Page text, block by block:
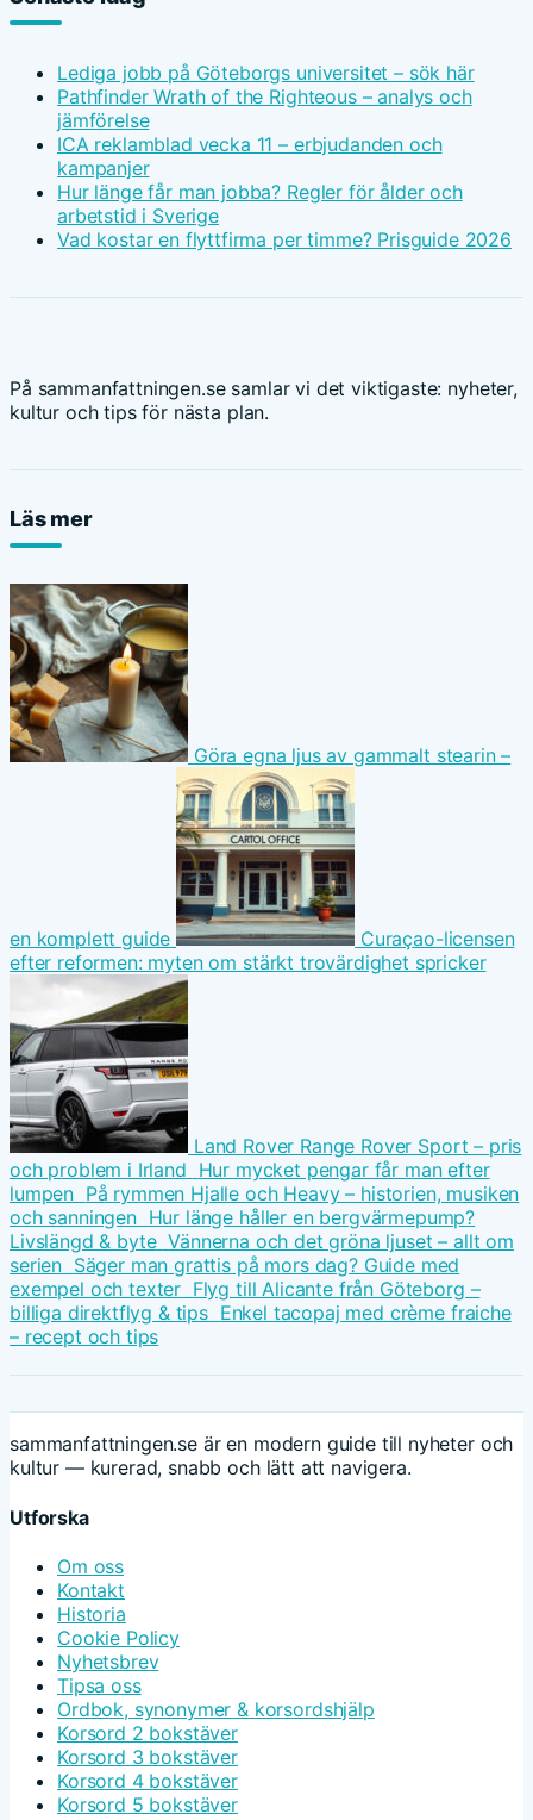
Lediga jobb på Göteborgs universitet – sök här
Pathfinder Wrath of the Righteous – analys och
jämförelse
ICA reklamblad vecka 11 – erbjudanden och
kampanjer
Hur länge får man jobba? Regler för ålder och
arbetstid i Sverige
Vad kostar en flyttfirma per timme? Prisguide 2026
På sammanfattningen.se samlar vi det viktigaste: nyheter,
kultur och tips för nästa plan.
Läs mer
Göra egna ljus av gammalt stearin –
en komplett guide
Curaçao-licensen
efter reformen: myten om stärkt trovärdighet spricker
Land Rover Range Rover Sport – pris
och problem i Irland Hur mycket pengar får man efter
lumpen På rymmen Hjalle och Heavy – historien, musiken
och sanningen Hur länge håller en bergvärmepump?
Livslängd & byte Vännerna och det gröna ljuset – allt om
serien Säger man grattis på mors dag? Guide med
exempel och texter Flyg till Alicante från Göteborg –
billiga direktflyg & tips Enkel tacopaj med crème fraiche
– recept och tips
sammanfattningen.se är en modern guide till nyheter och
kultur — kurerad, snabb och lätt att navigera.
Utforska
Om oss
Kontakt
Historia
Cookie Policy
Nyhetsbrev
Tipsa oss
Ordbok, synonymer & korsordshjälp
Korsord 2 bokstäver
Korsord 3 bokstäver
Korsord 4 bokstäver
Korsord 5 bokstäver